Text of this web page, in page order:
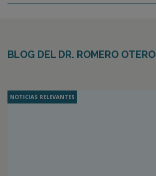
BLOG DEL DR. ROMERO OTERO
NOTICIAS RELEVANTES